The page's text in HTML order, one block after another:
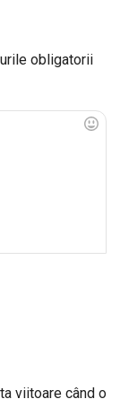
obligatorii
viitoare când o